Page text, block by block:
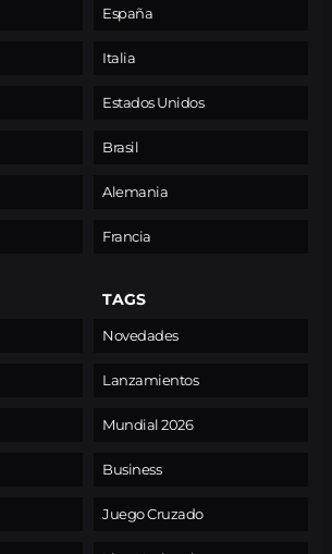
España
Italia
Estados Unidos
Brasil
Alemania
Francia
TAGS
Novedades
Lanzamientos
Mundial 2026
Business
Juego Cruzado